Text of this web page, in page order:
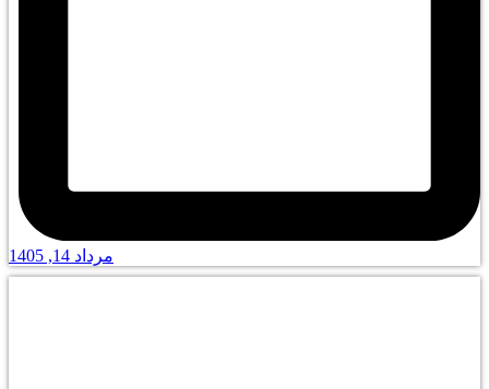
مرداد 14, 1405